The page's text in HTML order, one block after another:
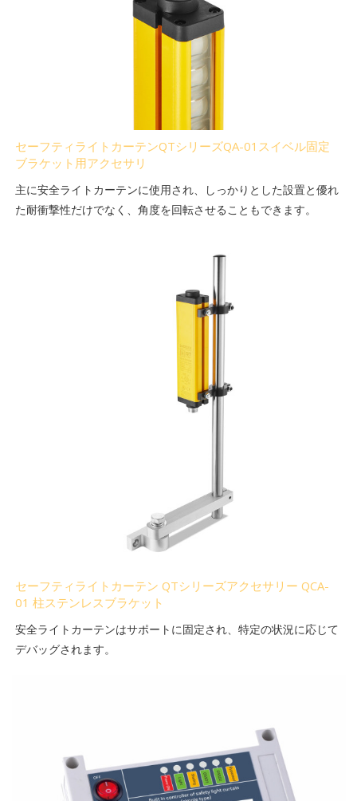
セーフティライトカーテンQTシリーズQA-01スイベル固定
ブラケット用アクセサリ
主に安全ライトカーテンに使用され、しっかりとした設置と優れ
た耐衝撃性だけでなく、角度を回転させることもできます。
セーフティライトカーテン QTシリーズアクセサリー QCA-
01 柱ステンレスブラケット
安全ライトカーテンはサポートに固定され、特定の状況に応じて
デバッグされます。